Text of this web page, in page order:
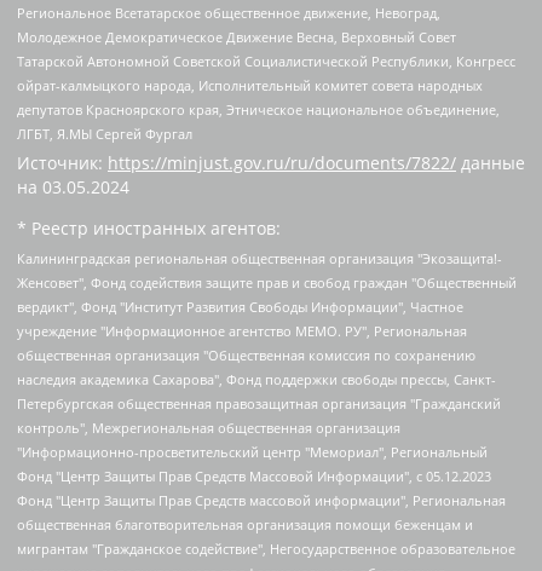
Региональное Всетатарское общественное движение, Невоград,
Молодежное Демократическое Движение Весна, Верховный Совет
Татарской Автономной Советской Социалистической Республики, Конгресс
ойрат-калмыцкого народа, Исполнительный комитет совета народных
депутатов Красноярского края, Этническое национальное объединение,
ЛГБТ, Я.МЫ Сергей Фургал
Источник: https://minjust.gov.ru/ru/documents/7822/ данные
на 03.05.2024
* Реестр иностранных агентов:
Калининградская региональная общественная организация "Экозащита!-Женсовет", Фонд содействия защите прав и свобод граждан "Общественный вердикт", Фонд "Институт Развития Свободы Информации", Частное учреждение "Информационное агентство МЕМО. РУ", Региональная общественная организация "Общественная комиссия по сохранению наследия академика Сахарова", Фонд поддержки свободы прессы, Санкт-Петербургская общественная правозащитная организация "Гражданский контроль", Межрегиональная общественная организация "Информационно-просветительский центр "Мемориал", Региональный Фонд "Центр Защиты Прав Средств Массовой Информации", с 05.12.2023 Фонд "Центр Защиты Прав Средств массовой информации", Региональная общественная благотворительная организация помощи беженцам и мигрантам "Гражданское содействие", Негосударственное образовательное учреждение дополнительного профессионального образования (повышение квалификации) специалистов "АКАДЕМИЯ ПО ПРАВАМ ЧЕЛОВЕКА", Свердловская региональная общественная организация "Сутяжник", Автономная некоммерческая организация "Центр независимых социологических исследований", Союз общественных объединений "Российский исследовательский центр по правам человека", Региональное общественное учреждение научно-информационный центр "МЕМОРИАЛ", Некоммерческая организация "Фонд защиты гласности", Автономная некоммерческая организация "Институт прав человека", Городская общественная организация "Екатеринбургское общество "МЕМОРИАЛ", Городская общественная организация "Рязанское историко-просветительское и правозащитное общество "Мемориал" (Рязанский Мемориал), Челябинский региональный орган общественной самодеятельности – женское общественное объединение "Женщины Евразии", Челябинский региональный орган общественной самодеятельности "Уральская правозащитная группа", Фонд содействия защите здоровья и социальной справедливости имени Андрея Рылькова, Автономная Некоммерческая Организация "Аналитический Центр Юрия Левады", Автономная некоммерческая организация социальной поддержки населения "Проект Апрель", Региональная общественная организация помощи женщинам и детям, находящимся в кризисной ситуации "Информационно-методический центр "Анна", Фонд содействия развитию массовых коммуникаций и правовому просвещению "Так-так-Так", Фонд содействия устойчивому развитию "Серебряная тайга", Свердловский региональный общественный фонд социальных проектов "Новое время", "Idel.Реалии", Кавказ.Реалии, Крым.Реалии, Телеканал Настоящее Время, Татаро-башкирская служба Радио Свобода (Azatliq Radiosi), Радио Свободная Европа/Радио Свобода (PCE/PC), "Сибирь.Реалии", "Фактограф", Благотворительный фонд помощи осужденным и их семьям, Автономная некоммерческая организация "Институт глобализации и социальных движений", Фонд "В защиту прав заключенных", Частное учреждение "Центр поддержки и содействия развитию средств массовой информации", Пензенский региональный общественный благотворительный фонд "Гражданский союз", "Север.Реалии", Некоммерческая организация Фонд "Правовая инициатива", Общество с ограниченной ответственностью "Радио Свободная Европа/Радио Свобода", Чешское информационное агентство "MEDIUM-ORIENT", Красноярская региональная общественная организация "Мы против СПИДа", Камалягин Денис Николаевич, Маркелов Сергей Евгеньевич, Пономарев Лев Александрович, Савицкая Людмила Алексеевна, Автономная некоммерческая организация "Центр по работе с проблемой насилия "НАСИЛИЮ.НЕТ", Межрегиональный профессиональный союз работников здравоохранения "Альянс врачей", Юридическое лицо, зарегистрированное в Латвийской Республике, SIA "Medusa Project" (регистрационный номер 40103797863, дата регистрации 10.06.2014), Некоммерческая организация "Фонд по борьбе с коррупцией", Автономная некоммерческая организация "Институт права и публичной политики", Баданин Роман Сергеевич, Гликин Максим Александрович, Железнова Мария Михайловна, Лукьянова Юлия Сергеевна, Маетная Елизавета Витальевна, Маняхин Петр Борисович, Чуракова Ольга Владимировна, Ярош Юлия Петровна, Юридическое лицо "The Insider SIA", зарегистрированное в Риге, Латвийская Республика (дата регистрации 26.06.2015), являющееся администратором доменного имени интернет-издания "The Insider SIA", https://theins.ru, Постернак Алексей Евгеньевич, Рубин Михаил Аркадьевич, Анин Роман Александрович, Юридическое лицо Istories fonds, зарегистрированное в Латвийской Республике (регистрационный номер 50008295751, дата регистрации 24.02.2020), Великовский Дмитрий Александрович, Долинина Ирина Николаевна, Мароховская Алеся Алексеевна, Шлейнов Роман Юрьевич, Шмагун Олеся Валентиновна, Общество с ограниченной ответственностью "Альтаир 2021", Общество с ограниченной ответственностью "Вега 2021", Общество с ограниченной ответственностью "Главный редактор 2021", Общество с ограниченной ответственностью "Ромашки монолит", Важенков Артем Валерьевич, Ивановская областная общественная организация "Центр гендерных исследований", Гурман Юрий Альбертович, Медиапроект "ОВД-Инфо", Егоров Владимир Владимирович, Жилинский Владимир Александрович, Общество с ограниченной ответственностью "ЗП", Иванова София Юрьевна, Карезина Инна Павловна, Кильтау Екатерина Викторовна, Петров Алексей Викторович, Пискунов Сергей Евгеньевич, Смирнов Сергей Сергеевич, Тихонов Михаил Сергеевич, Общество с ограниченной ответственностью "ЖУРНАЛИСТ-ИНОСТРАННЫЙ АГЕНТ", Арапова Галина Юрьевна, Вольтская Татьяна Анатольевна, Американская компания "Mason G.E.S. Anonymous Foundation" (США), являющаяся владельцем интернет-издания https://mnews.world/, Компания "Stichting Bellingcat", зарегистрированная в Нидерландах (дата регистрации 11.07.2018), Захаров Андрей Вячеславович, Клепиковская Екатерина Дмитриевна, Общество с ограниченной ответственностью "МЕМО", Перл Роман Александрович, Симонов Евгений Алексеевич, Соловьева Елена Анатольевна, Сотников Даниил Владимирович, Сурначева Елизавета Дмитриевна, Автономная некоммерческая организация по защите прав человека и информированию населения "Якутия – Наше Мнение", Общество с ограниченной ответственностью "Москоу диджитал медиа", с 26.01.2023 Общество с ограниченной ответственностью "Чайка Белые сады", Ветошкина Валерия Валерьевна, Заговора Максим Александрович, Межрегиональное общественное движение "Российская ЛГБТ - сеть", Оленичев Максим Владимирович, Павлов Иван Юрьевич, Скворцова Елена Сергеевна, Общество с ограниченной ответственностью "Как бы инагент", Кочетков Игорь Викторович, Общество с ограниченной ответственностью "Честные выборы", Еланчик Олег Александрович, Общество с ограниченной ответственностью "Нобелевский призыв", Гималова Регина Эмилевна, Григорьев Андрей Валерьевич, Григорьева Алина Александровна, Ассоциация по содействию защите прав призывников, альтернативнослужащих и военнослужащих "Правозащитная группа "Гражданин.Армия.Право", Хисамова Регина Фаритовна, Автономная некоммерческая организация по реализации социально-правовых программ "Лилит", Дальневосточное общественное движение "Маяк", Санкт-Петербургская ЛГБТ-инициативная группа "Выход", Инициативная группа ЛГБТ+ "Реверс", Алексеев Андрей Викторович, Бекбулатова Таисия Львовна, Беляев Иван Михайлович, Владыкина Елена Сергеевна, Гельман Марат Александрович, Никульшина Вероника Юрьевна, Толоконникова Надежда Андреевна, Шендерович Виктор Анатольевич, Общество с ограниченной ответственностью "Данное сообщение", Общество с ограниченной ответственностью Издательский дом "Новая глава", Айнбиндер Александра Александровна, Московский комьюнити-центр для ЛГБТ+инициатив, Благотворительный фонд развития филантропии, Deutsche Welle (Германия, Kurt-Schumacher-Strasse 3, 53113 Bonn), Борзунова Мария Михайловна, Воробьев Виктор Викторович, Голубева Анна Львовна, Константинова Алла Михайловна, Малкова Ирина Владимировна, Мурадов Мурад Абдулгалимович, Осетинская Елизавета Николаевна, Понасенков Евгений Николаевич, Ганапольский Матвей Юрьевич, Киселев Евгений Алексеевич, Борухович Ирина Григорьевна, Дремин Иван Тимофеевич, Дубровский Дмитрий Викторович, Красноярская региональная общественная организация поддержки и развития альтернативных образовательных технологий и межкультурных коммуникаций "ИНТЕРРА", Маяковская Екатерина Алексеевна, Фейгин Марк Захарович, Филимонов Андрей Викторович, Дзугкоева Регина Николаевна, Доброхотов Роман Александрович, Дудь Юрий Александрович, Елкин Сергей Владимирович, Кругликов Кирилл Игоревич, Сабунаева Мария Леонидовна, Семенов Алексей Владимирович, Шаинян Карен Багратович, Шульман Екатерина Михайловна, Асафьев Артур Валерьевич, Вахштайн Виктор Семенович, Венедиктов Алексей Алексеевич, Лушникова Екатерина Евгеньевна, Волков Леонид Михайлович, Невзоров Александр Глебович, Пархоменко Сергей Борисович, Сироткин Ярослав Николаевич, Кара-Мурза Владимир Владимирович, Баранова Наталья Владимировна, Гозман Леонид Яковлевич, Кагарлицкий Борис Юльевич, Климарев Михаил Валерьевич, Милов Владимир Станиславович, Автономная некоммерческая организация Краснодарский центр современного искусства "Типография", Моргенштерн Алишер Тагирович, Соболь Любовь Эдуардовна, Общество с ограниченной ответственностью "ЛИЗА НОРМ", Каспаров Гарри Кимович, Ходорковский Михаил Борисович, Общество с ограниченной ответственностью "Апрельские тезисы", Данилович Ирина Брониславовна, Кашин Олег Владимирович, Петров Николай Владимирович, Пивоваров Алексей Владимирович, Соколов Михаил Владимирович, Цветкова Юлия Владимировна, Чичваркин Евгений Александрович, Комитет против пыток/Команда против пыток, Общество с ограниченной ответственностью "Первый научный", Общество с ограниченной ответственностью "Вертолет и ко", Белоцерковская Вероника Борисовна, Кац Максим Евгеньевич, Лазарева Татьяна Юрьевна, Шаведдинов Руслан Табризович, Яшин Илья Валерьевич, Общество с ограниченной ответственностью "Иноагент ААВ", Алешковский Дмитрий Петрович, Альбац Евгения Марковна, Быков Дмитрий Львович, Галямина Юлия Евгеньевна, Лойко Сергей Леонидович, Мартынов Кирилл Константинович, Медведев Сергей Александрович, Крашенинников Федор Геннадиевич, Гордеева Катерина Вл